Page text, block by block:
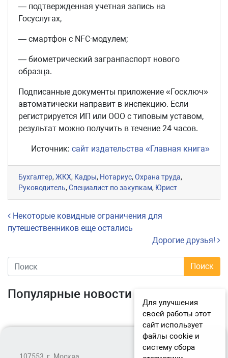
— подтвержденная учетная запись на
Госуслугах,
— смартфон с NFC-модулем;
— биометрический загранпаспорт нового
образца.
Подписанные документы приложение «Госключ»
автоматически направит в инспекцию. Если
регистрируется ИП или ООО с типовым уставом,
результат можно получить в течение 24 часов.
Источник: сайт издательства «Главная книга»
Бухгалтер,ЖКХ, Кадры, Нотариус,Охрана труда,
Руководитель,Специалист по закупкам, Юрист
Навигация по записям
Некоторые ковидные ограничения для
путешественников еще остались
Дорогие друзья!
Популярные новости
Для улучшения
своей работы этот
сайт использует
файлы cookie и
систему сбора